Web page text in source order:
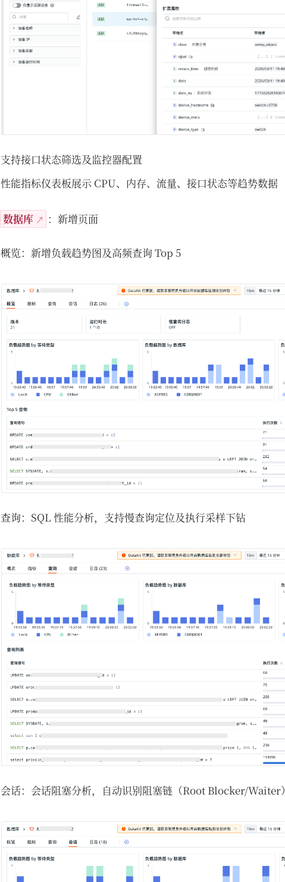
支持接口状态筛选及监控器配置
性能指标仪表板展示 CPU、内存、流量、接口状态等趋势数据
数据库 ：新增页面
概览：新增负载趋势图及高频查询 Top 5
查询：SQL 性能分析，支持慢查询定位及执行采样下钻
会话：会话阻塞分析，自动识别阻塞链（Root Blocker/Waiter）